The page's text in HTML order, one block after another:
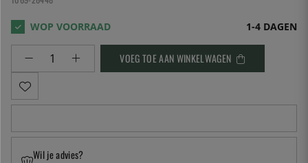
1-4 DAGEN
VOEG TOE AAN WINKELWAGEN
Wil je advies?